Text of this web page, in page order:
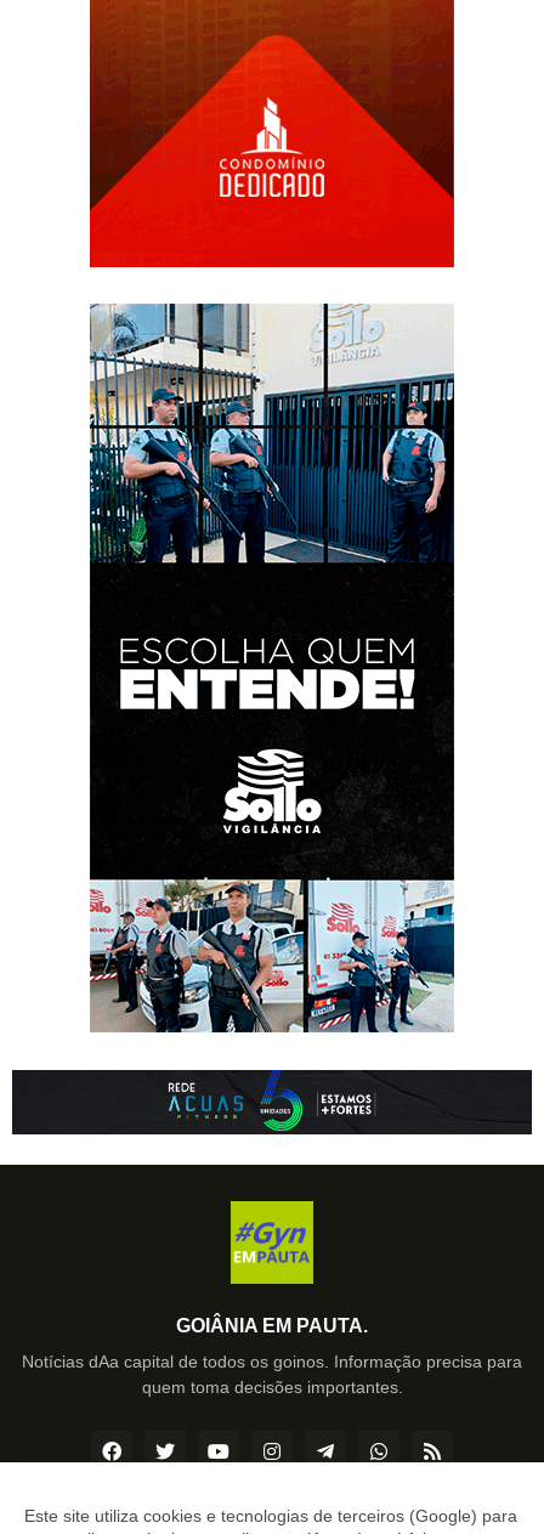
GOIÂNIA EM PAUTA.
Notícias dAa capital de todos os goinos. Informação precisa para
quem toma decisões importantes.
Este site utiliza cookies e tecnologias de terceiros (Google) para